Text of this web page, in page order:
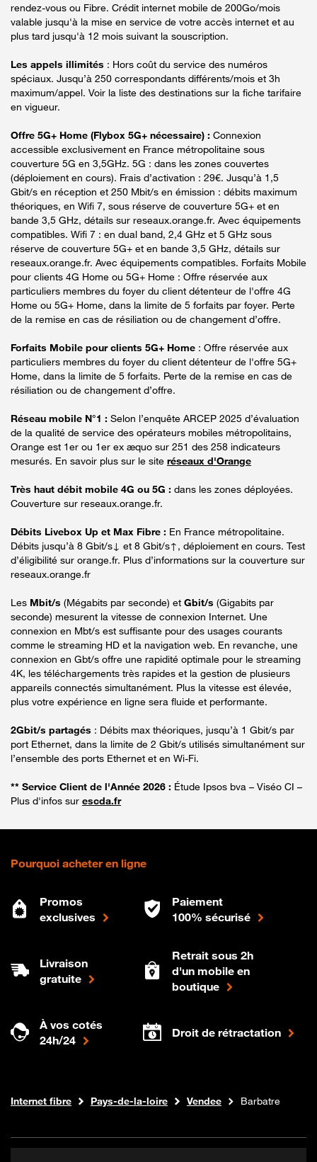
rendez-vous ou Fibre. Crédit internet mobile de 200Go/mois
valable jusqu'à la mise en service de votre accès internet et au
plus tard jusqu'à 12 mois suivant la souscription.
Les appels illimités : Hors coût du service des numéros
spéciaux. Jusqu’à 250 correspondants différents/mois et 3h
maximum/appel. Voir la liste des destinations sur la fiche tarifaire
en vigueur.
Offre 5G+ Home (Flybox 5G+ nécessaire) : Connexion
accessible exclusivement en France métropolitaine sous
couverture 5G en 3,5GHz. 5G : dans les zones couvertes
(déploiement en cours). Frais d’activation : 29€. Jusqu’à 1,5
Gbit/s en réception et 250 Mbit/s en émission : débits maximum
théoriques, en Wifi 7, sous réserve de couverture 5G+ et en
bande 3,5 GHz, détails sur reseaux.orange.fr. Avec équipements
compatibles. Wifi 7 : en dual band, 2,4 GHz et 5 GHz sous
réserve de couverture 5G+ et en bande 3,5 GHz, détails sur
reseaux.orange.fr. Avec équipements compatibles. Forfaits Mobile
pour clients 4G Home ou 5G+ Home : Offre réservée aux
particuliers membres du foyer du client détenteur de l'offre 4G
Home ou 5G+ Home, dans la limite de 5 forfaits par foyer. Perte
de la remise en cas de résiliation ou de changement d’offre.
Forfaits Mobile pour clients 5G+ Home : Offre réservée aux
particuliers membres du foyer du client détenteur de l'offre 5G+
Home, dans la limite de 5 forfaits. Perte de la remise en cas de
résiliation ou de changement d’offre.
Réseau mobile N°1 : Selon l’enquête ARCEP 2025 d’évaluation
de la qualité de service des opérateurs mobiles métropolitains,
Orange est 1er ou 1er ex æquo sur 251 des 258 indicateurs
mesurés. En savoir plus sur le site réseaux d'Orange
Très haut débit mobile 4G ou 5G : dans les zones déployées.
Couverture sur reseaux.orange.fr.
Débits Livebox Up et Max Fibre : En France métropolitaine.
Débits jusqu’à 8 Gbit/s↓ et 8 Gbit/s↑, déploiement en cours. Test
d’éligibilité sur orange.fr. Plus d’informations sur la couverture sur
reseaux.orange.fr
Les Mbit/s (Mégabits par seconde) et Gbit/s (Gigabits par
seconde) mesurent la vitesse de connexion Internet. Une
connexion en Mbt/s est suffisante pour des usages courants
comme le streaming HD et la navigation web. En revanche, une
connexion en Gbt/s offre une rapidité optimale pour le streaming
4K, les téléchargements très rapides et la gestion de plusieurs
appareils connectés simultanément. Plus la vitesse est élevée,
plus votre expérience en ligne sera fluide et performante.
2Gbit/s partagés : Débits max théoriques, jusqu’à 1 Gbit/s par
port Ethernet, dans la limite de 2 Gbit/s utilisés simultanément sur
l’ensemble des ports Ethernet et en Wi-Fi.
** Service Client de l'Année 2026 : Étude Ipsos bva – Viséo CI –
Plus d'infos sur escda.fr
Pourquoi acheter en ligne
Promos
exclusives
Paiement
100% sécurisé
Livraison
gratuite
Retrait sous 2h
d'un mobile en
boutique
À vos cotés
24h/24
Droit de rétractation
Boutique Orange
Internet fibre Pays-de-la-loire Vendee Barbatre